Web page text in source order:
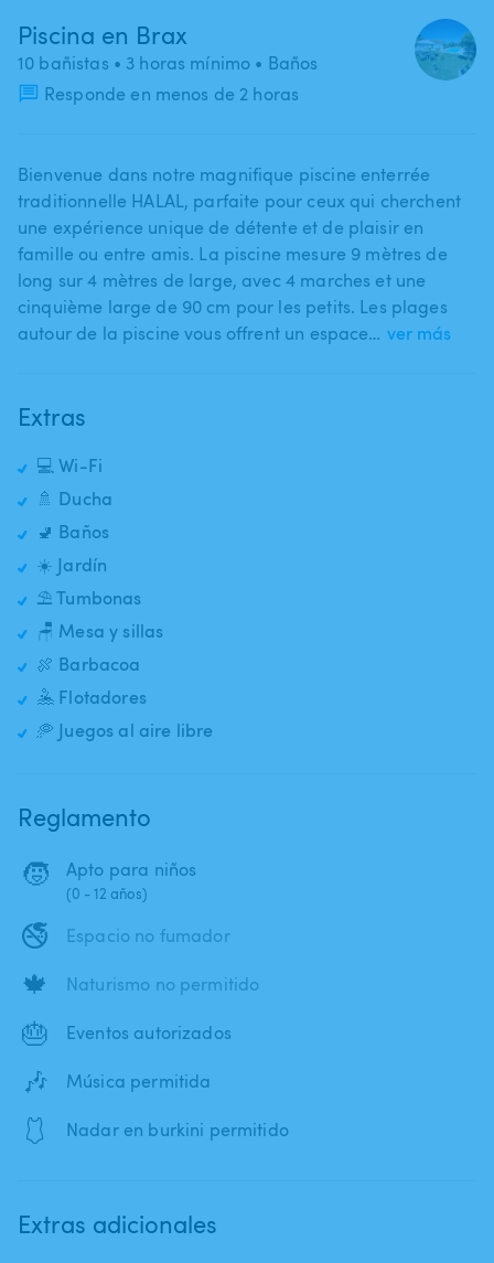
Piscina en Brax
10 bañistas • 3 horas mínimo • Baños
Responde en menos de 2 horas
Bienvenue dans notre magnifique piscine enterrée
traditionnelle HALAL​,​ parfaite pour ceux qui cherchent
une expérience unique de détente et de plaisir en
famille ou entre amis. La piscine mesure 9 mètres de
long sur 4 mètres de large​,​ avec 4 marches et une
cinquième large de 90 cm pour les petits. Les plages
autour de la piscine vous offrent un espace… ver más
Extras
💻 Wi-Fi
🚿 Ducha
🚽 Baños
☀️ Jardín
⛱️ Tumbonas
🪑 Mesa y sillas
🍖 Barbacoa
🤽 Flotadores
🥏 Juegos al aire libre
Reglamento
🧒 Apto para niños
(0 - 12 años)
🚭 Espacio no fumador
🍁 Naturismo no permitido
🎂 Eventos autorizados
🎶 Música permitida
🩱 Nadar en burkini permitido
Extras adicionales